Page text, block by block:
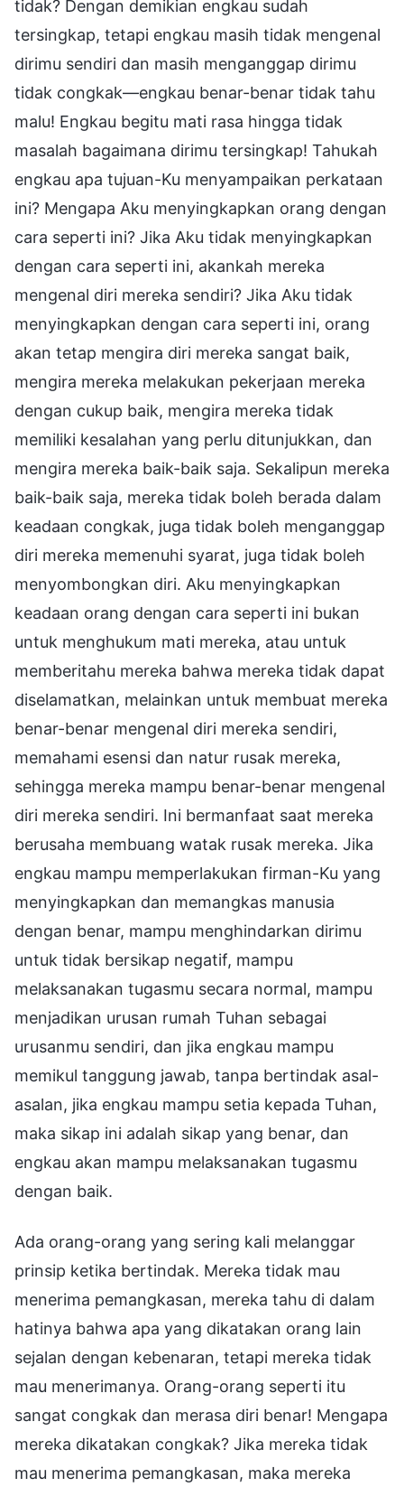
tidak? Dengan demikian engkau sudah
tersingkap, tetapi engkau masih tidak mengenal
dirimu sendiri dan masih menganggap dirimu
tidak congkak—engkau benar-benar tidak tahu
malu! Engkau begitu mati rasa hingga tidak
masalah bagaimana dirimu tersingkap! Tahukah
engkau apa tujuan-Ku menyampaikan perkataan
ini? Mengapa Aku menyingkapkan orang dengan
cara seperti ini? Jika Aku tidak menyingkapkan
dengan cara seperti ini, akankah mereka
mengenal diri mereka sendiri? Jika Aku tidak
menyingkapkan dengan cara seperti ini, orang
akan tetap mengira diri mereka sangat baik,
mengira mereka melakukan pekerjaan mereka
dengan cukup baik, mengira mereka tidak
memiliki kesalahan yang perlu ditunjukkan, dan
mengira mereka baik-baik saja. Sekalipun mereka
baik-baik saja, mereka tidak boleh berada dalam
keadaan congkak, juga tidak boleh menganggap
diri mereka memenuhi syarat, juga tidak boleh
menyombongkan diri. Aku menyingkapkan
keadaan orang dengan cara seperti ini bukan
untuk menghukum mati mereka, atau untuk
memberitahu mereka bahwa mereka tidak dapat
diselamatkan, melainkan untuk membuat mereka
benar-benar mengenal diri mereka sendiri,
memahami esensi dan natur rusak mereka,
sehingga mereka mampu benar-benar mengenal
diri mereka sendiri. Ini bermanfaat saat mereka
berusaha membuang watak rusak mereka. Jika
engkau mampu memperlakukan firman-Ku yang
menyingkapkan dan memangkas manusia
dengan benar, mampu menghindarkan dirimu
untuk tidak bersikap negatif, mampu
melaksanakan tugasmu secara normal, mampu
menjadikan urusan rumah Tuhan sebagai
urusanmu sendiri, dan jika engkau mampu
memikul tanggung jawab, tanpa bertindak asal-
asalan, jika engkau mampu setia kepada Tuhan,
maka sikap ini adalah sikap yang benar, dan
engkau akan mampu melaksanakan tugasmu
dengan baik.
Ada orang-orang yang sering kali melanggar
prinsip ketika bertindak. Mereka tidak mau
menerima pemangkasan, mereka tahu di dalam
hatinya bahwa apa yang dikatakan orang lain
sejalan dengan kebenaran, tetapi mereka tidak
mau menerimanya. Orang-orang seperti itu
sangat congkak dan merasa diri benar! Mengapa
mereka dikatakan congkak? Jika mereka tidak
mau menerima pemangkasan, maka mereka